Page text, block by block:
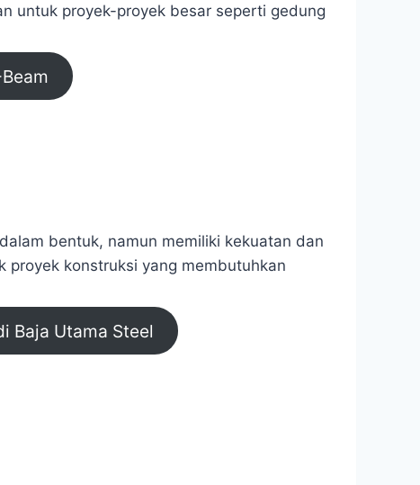
untuk proyek-proyek besar seperti gedung
bentuk, namun memiliki kekuatan dan
proyek konstruksi yang membutuhkan
Baja Utama Steel